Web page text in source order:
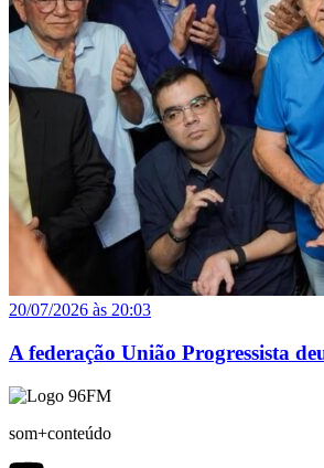
20/07/2026 às 20:03
A federação União Progressista
som+conteúdo